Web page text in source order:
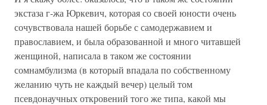
экстаза г-жа Юркевич, которая со своей юности очень
сочувствовала нашей борьбе с самодержавием и
православием, и была образованной и много читавшей
женщиной, написала в таком же состоянии
сомнамбулизма (в который впадала по собственному
желанию чуть не каждый вечер) целый том
псевдонаучных откровений того же типа, какой мы